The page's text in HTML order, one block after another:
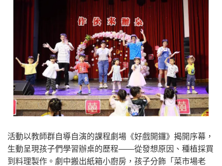
活動以教師群自導自演的課程劇場《好戲開鑼》揭開序幕，
生動呈現孩子們學習辦桌的歷程——從發想原因、種植採買
到料理製作。劇中搬出紙箱小廚房，孩子分飾「菜市場老